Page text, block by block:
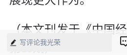
（本文刊发于《中国
第18期）
写评论我光荣